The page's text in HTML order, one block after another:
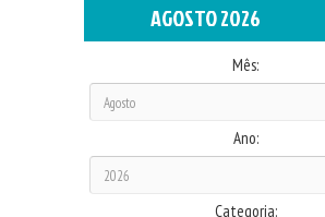
AGOSTO 2026
Mês:
Ano:
Categoria: